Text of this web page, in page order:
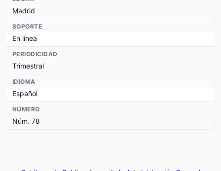
Madrid
SOPORTE
En línea
PERIODICIDAD
Trimestral
IDIOMA
Español
NÚMERO
Núm. 78